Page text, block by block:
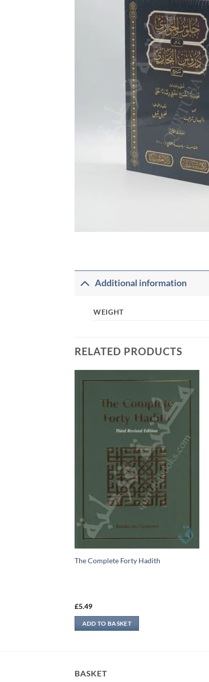
Additional information
WEIGHT
RELATED PRODUCTS
The Complete Forty Hadith
£5.49
ADD TO BASKET
BASKET